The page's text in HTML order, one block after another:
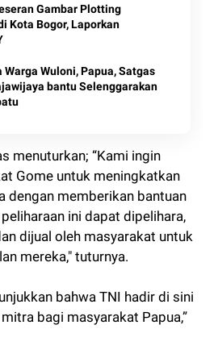
Gambar Plotting
Kota Bogor, Laporkan
Warga Wuloni, Papua, Satgas
bantu Selenggarakan
menuturkan; “Kami ingin
Gome untuk meningkatkan
dengan memberikan bantuan
ini dapat dipelihara,
dijual oleh masyarakat untuk
mereka," tuturnya.
bahwa TNI hadir di sini
bagi masyarakat Papua,”